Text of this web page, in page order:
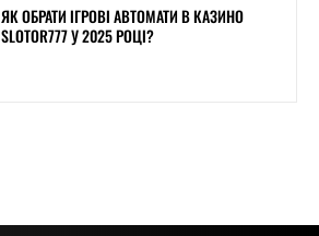
ЯК ОБРАТИ ІГРОВІ АВТОМАТИ В КАЗИНО
SLOTOR777 У 2025 РОЦІ?